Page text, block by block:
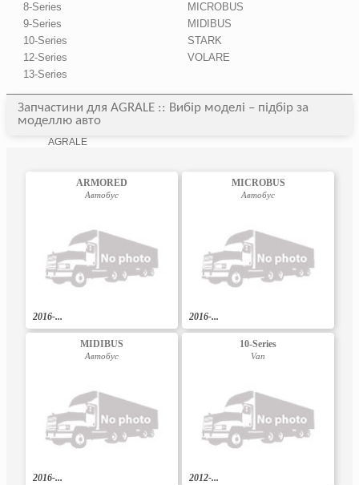
8-Series
9-Series
10-Series
12-Series
13-Series
MICROBUS
MIDIBUS
STARK
VOLARE
Запчастини для AGRALE :: Вибір моделі – підбір за
моделлю авто
AGRALE
ARMORED
Автобус
2016-...
MICROBUS
Автобус
2016-...
MIDIBUS
Автобус
2016-...
10-Series
Van
2012-...